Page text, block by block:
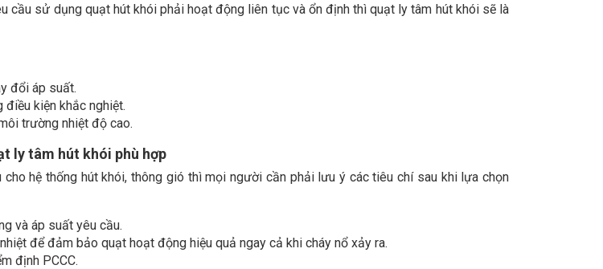
cầu sử dụng quạt hút khói phải hoạt động liên tục và ổn định thì quạt ly tâm hút khói sẽ là
đổi áp suất.
điều kiện khắc nghiệt.
trường nhiệt độ cao.
ly tâm hút khói phù hợp
hệ thống hút khói, thông gió thì mọi người cần phải lưu ý các tiêu chí sau khi lựa chọn
và áp suất yêu cầu.
để đảm bảo quạt hoạt động hiệu quả ngay cả khi cháy nổ xảy ra.
định PCCC.